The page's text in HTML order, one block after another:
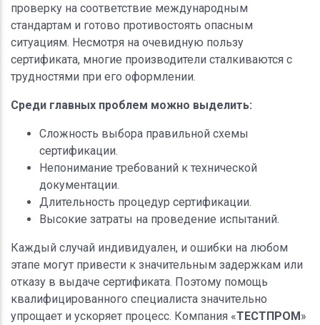
проверку на соответствие международным
стандартам и готово противостоять опасным
ситуациям. Несмотря на очевидную пользу
сертификата, многие производители сталкиваются с
трудностями при его оформлении.
Среди главных проблем можно выделить:
Сложность выбора правильной схемы
сертификации.
Непонимание требований к технической
документации.
Длительность процедур сертификации.
Высокие затраты на проведение испытаний.
Каждый случай индивидуален, и ошибки на любом
этапе могут привести к значительным задержкам или
отказу в выдаче сертификата. Поэтому помощь
квалифицированного специалиста значительно
упрощает и ускоряет процесс. Компания «ТЕСТПРОМ»